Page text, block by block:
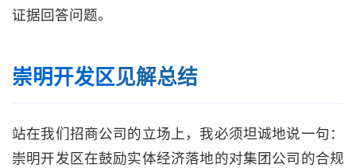
证据回答问题。
崇明开发区见解总结
站在我们招商公司的立场上，我必须坦诚地说一句：
崇明开发区在鼓励实体经济落地的对集团公司的合规